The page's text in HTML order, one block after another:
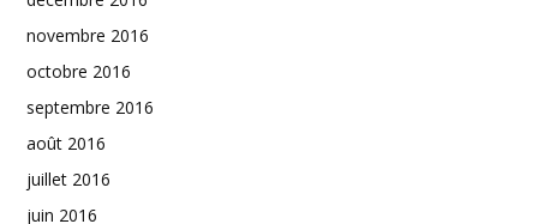
novembre 2016
octobre 2016
septembre 2016
août 2016
juillet 2016
juin 2016